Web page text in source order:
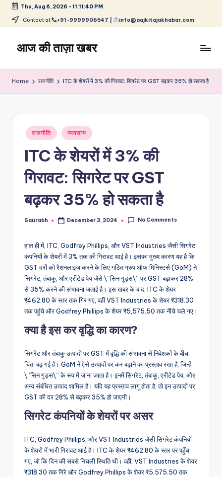
Skip
content
Thu, Aug 6, 2026 - 11:11:40 PM
Contact at +91-9999906547 | info@aajkitajakhabar.com
आज की ताज़ा खबर
मनोरंजन,
व्यापार
विश्व
Home राजनीति ITC के शेयरों में 3% की गिरावट: सिगरेट पर GST बढ़कर 35% हो सकता है
Posted
in
राजनीति व्यवसाय
ITC के शेयरों में 3% की
गिरावट: सिगरेट पर GST
बढ़कर 35% हो सकता है
Posted
Saurabh December 3, 2024 No Comments
हाल ही में, ITC, Godfrey Phillips, और VST Industries जैसी सिगरेट
कंपनियों के शेयरों में 3% तक की गिरावट आई है। इसका मुख्य कारण यह है कि
GST दरों को रैशनलाइज करने के लिए गठित ग्रुप ऑफ मिनिस्टर्स (GoM) ने
सिगरेट, तंबाकू, और एरीटेड पेय जैसे \”सिन गुड्स\” पर GST बढ़ाकर 28%
से 35% करने की संभावना जताई है। इस खबर के बाद, ITC के शेयर
₹462.80 के स्तर तक गिर गए, वहीं VST Industries के शेयर ₹318.30
तक पहुंचे और Godfrey Phillips के शेयर ₹5,575.50 तक नीचे चले गए।
क्या है इस कर वृद्धि का कारण?
सिगरेट और तंबाकू उत्पादों पर GST में वृद्धि की संभावना से निवेशकों के बीच
चिंता बढ़ गई है। GoM ने ऐसे उत्पादों पर कर बढ़ाने का प्रस्ताव रखा है, जिन्हें
\”सिन गुड्स\” के रूप में जाना जाता है। इनमें सिगरेट, तंबाकू, एरीटेड पेय, और
अन्य संबंधित उत्पाद शामिल हैं। यदि यह प्रस्ताव लागू होता है, तो इन उत्पादों पर
GST की दर 28% से बढ़कर 35% हो जाएगी।
सिगरेट कंपनियों के शेयरों पर असर
ITC, Godfrey Phillips, और VST Industries जैसी सिगरेट कंपनियों
के शेयरों में भारी गिरावट आई है। ITC के शेयर ₹462.80 के स्तर पर पहुँच
गए, जो कि दिन की सबसे निचली स्थिति थी। वहीं, VST Industries के शेयर
₹318.30 तक गिरे और Godfrey Phillips के शेयर ₹5,575.50 तक